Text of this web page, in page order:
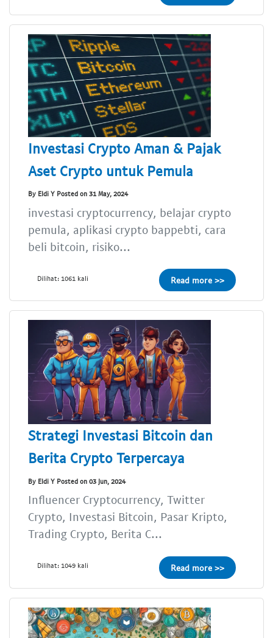
Investasi Crypto Aman & Pajak
Aset Crypto untuk Pemula
By Eldi Y Posted on 31 May, 2024
investasi cryptocurrency, belajar crypto
pemula, aplikasi crypto bappebti, cara
beli bitcoin, risiko...
Dilihat: 1061 kali Read more >>
Strategi Investasi Bitcoin dan
Berita Crypto Terpercaya
By Eldi Y Posted on 03 Jun, 2024
Influencer Cryptocurrency, Twitter
Crypto, Investasi Bitcoin, Pasar Kripto,
Trading Crypto, Berita C...
Dilihat: 1049 kali Read more >>